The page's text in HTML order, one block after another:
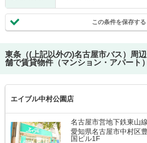
この条件を保存する
東条（(上記以外の)名古屋市バス）
周
舗で賃貸物件（マンション・アパート
エイブル中村公園店
名古屋市営地下鉄東山
愛知県名古屋市中村区
国ビル1F